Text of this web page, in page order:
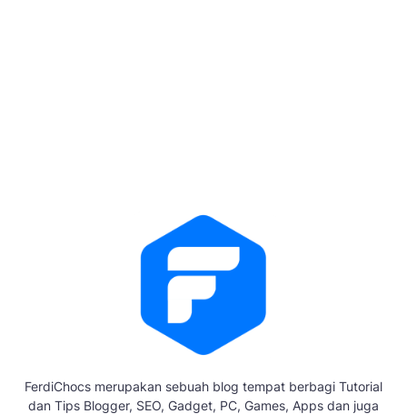
FerdiChocs merupakan sebuah blog tempat berbagi Tutorial
dan Tips Blogger, SEO, Gadget, PC, Games, Apps dan juga